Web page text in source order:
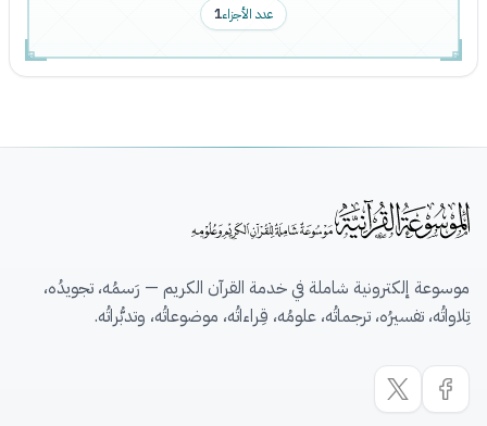
عدد الأجزاء1
موسوعة إلكترونية شاملة في خدمة القرآن الكريم — رَسمُه، تجويدُه،
تِلاواتُه، تفسيرُه، ترجماتُه، علومُه، قِراءاتُه، موضوعاتُه، وتدبُّراتُه.